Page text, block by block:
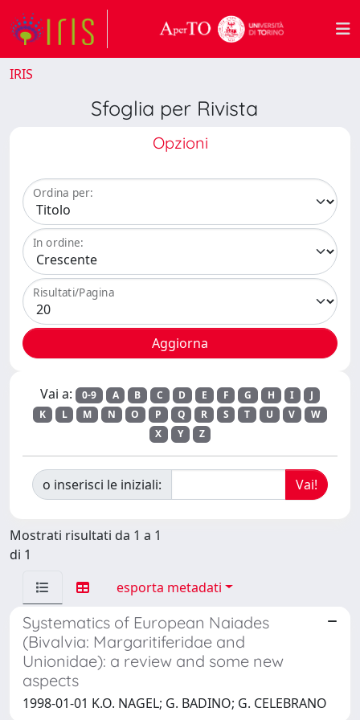
IRIS
Sfoglia per Rivista
Opzioni
Ordina per:
In ordine:
Risultati/Pagina
Vai a: 0-9 A B C D E F G H I
J
K
L M N O P Q R S T U V
W
X
Y Z
o inserisci le iniziali:
Mostrati risultati da 1 a 1
di 1
esporta metadati
Systematics of European Naiades
(Bivalvia: Margaritiferidae and
Unionidae): a review and some new
aspects
1998-01-01 K.O. NAGEL; G. BADINO; G. CELEBRANO